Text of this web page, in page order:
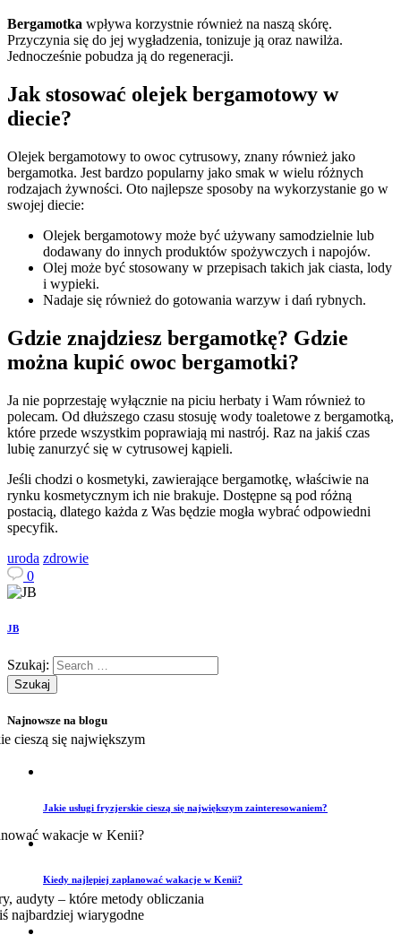
Bergamotka wpływa korzystnie również na naszą skórę.
Przyczynia się do jej wygładzenia, tonizuje ją oraz nawilża.
Jednocześnie pobudza ją do regeneracji.
Jak stosować olejek bergamotowy w
diecie?
Olejek bergamotowy to owoc cytrusowy, znany również jako
bergamotka. Jest bardzo popularny jako smak w wielu różnych
rodzajach żywności. Oto najlepsze sposoby na wykorzystanie go w
swojej diecie:
Olejek bergamotowy może być używany samodzielnie lub
dodawany do innych produktów spożywczych i napojów.
Olej może być stosowany w przepisach takich jak ciasta, lody
i wypieki.
Nadaje się również do gotowania warzyw i dań rybnych.
Gdzie znajdziesz bergamotkę? Gdzie
można kupić owoc bergamotki?
Ja nie poprzestaję wyłącznie na piciu herbaty i Wam również to
polecam. Od dłuższego czasu stosuję wody toaletowe z bergamotką,
które przede wszystkim poprawiają mi nastrój. Raz na jakiś czas
lubię zanurzyć się w cytrusowej kąpieli.
Jeśli chodzi o kosmetyki, zawierające bergamotkę, właściwie na
rynku kosmetycznym ich nie brakuje. Dostępne są pod różną
postacią, dlatego każda z Was będzie mogła wybrać odpowiedni
specyfik.
uroda zdrowie
0
JB
Szukaj:
Najnowsze na blogu
Jakie usługi fryzjerskie cieszą się największym zainteresowaniem?
Kiedy najlepiej zaplanować wakacje w Kenii?